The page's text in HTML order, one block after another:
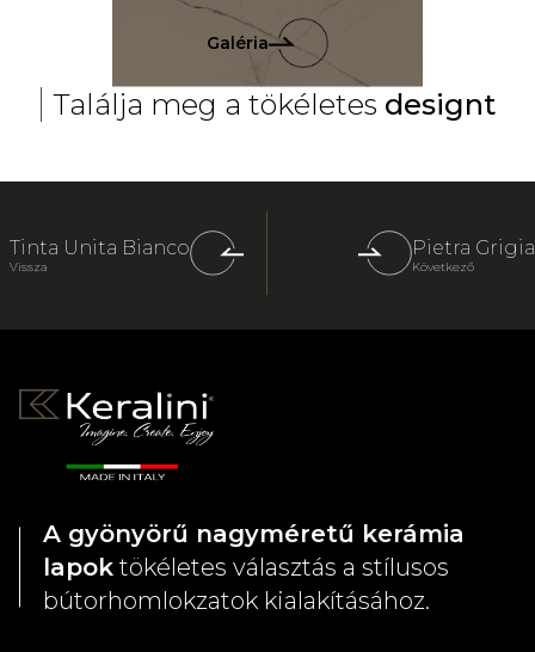
Galéria
Találja meg a tökéletes designt
Tinta Unita Bianco
Vissza
Pietra Grigia
Következő
A gyönyörű nagyméretű kerámia
lapoktökéletes választás a stílusos
bútorhomlokzatok kialakításához.